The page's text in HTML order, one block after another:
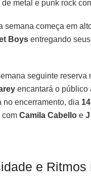
de metal e punk rock
semana começa em
Boys entregando
seguinte
encantará o público
no encerramento, dia
com Camila Cabello e
e